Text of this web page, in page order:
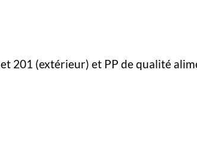
201 (extérieur) et PP de qualité